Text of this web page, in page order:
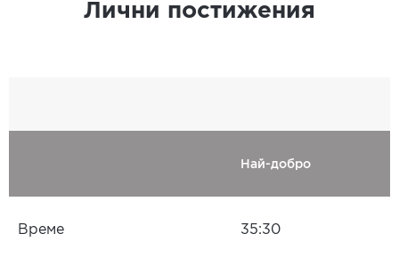
Лични постижения
Най-добро
Време 35:30